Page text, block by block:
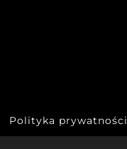
Polityka prywatności